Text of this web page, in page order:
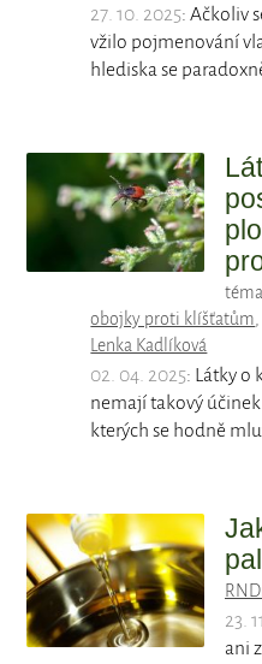
27. 10. 2025: Ačkoliv
vžilo pojmenování
hlediska se
obojky proti klíšťatům,
Lenka Kadlíková
02. 04. 2025: Látky o
nemají takový
kterých se hodně
23.
ani